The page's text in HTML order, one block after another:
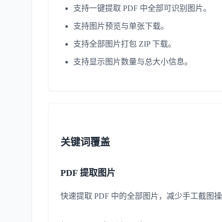
支持一键提取 PDF 中全部可识别图片。
支持图片预览与单张下载。
支持全部图片打包 ZIP 下载。
支持显示图片数量与总大小信息。
关键词覆盖
PDF 提取图片
快速提取 PDF 中的全部图片，减少手工截图